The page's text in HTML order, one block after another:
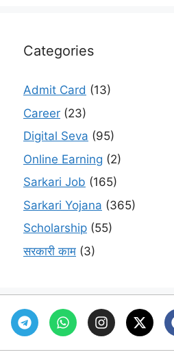
Categories
Admit Card (13)
Career (23)
Digital Seva (95)
Online Earning (2)
Sarkari Job (165)
Sarkari Yojana (365)
Scholarship (55)
सरकारी काम (3)